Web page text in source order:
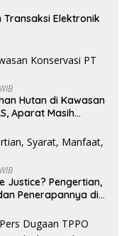
Transaksi Elektronik
Hutan di Kawasan
Aparat Masih
Justice? Pengertian,
Penerapannya di